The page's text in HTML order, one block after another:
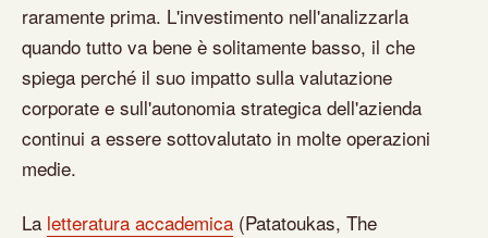
raramente prima. L'investimento nell'analizzarla
quando tutto va bene è solitamente basso, il che
spiega perché il suo impatto sulla valutazione
corporate e sull'autonomia strategica dell'azienda
continui a essere sottovalutato in molte operazioni
medie.
La letteratura accademica (Patatoukas, The